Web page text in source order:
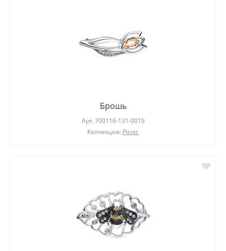
Брошь
Арт. 700116-131-0019
Коллекция: Picnic